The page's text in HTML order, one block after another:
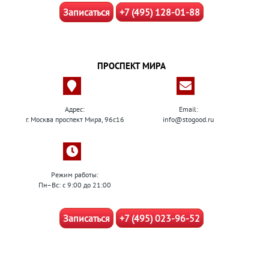
Записаться +7 (495) 128-01-88
ПРОСПЕКТ МИРА
Адрес:
г. Москва проспект Мира, 96с16
Email:
info@stogood.ru
Режим работы:
Пн–Вс: с 9:00 до 21:00
Записаться +7 (495) 023-96-52